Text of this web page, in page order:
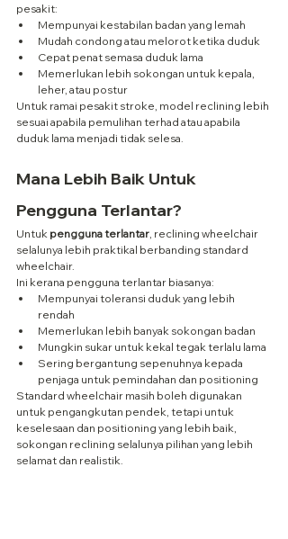
pesakit:
Mempunyai kestabilan badan yang lemah
Mudah condong atau melorot ketika duduk
Cepat penat semasa duduk lama
Memerlukan lebih sokongan untuk kepala,
leher, atau postur
Untuk ramai pesakit stroke, model reclining lebih
sesuai apabila pemulihan terhad atau apabila
duduk lama menjadi tidak selesa.
Mana Lebih Baik Untuk
Pengguna Terlantar?
Untuk pengguna terlantar , reclining wheelchair
selalunya lebih praktikal berbanding standard
wheelchair.
Ini kerana pengguna terlantar biasanya:
Mempunyai toleransi duduk yang lebih
rendah
Memerlukan lebih banyak sokongan badan
Mungkin sukar untuk kekal tegak terlalu lama
Sering bergantung sepenuhnya kepada
penjaga untuk pemindahan dan positioning
Standard wheelchair masih boleh digunakan
untuk pengangkutan pendek, tetapi untuk
keselesaan dan positioning yang lebih baik,
sokongan reclining selalunya pilihan yang lebih
selamat dan realistik.